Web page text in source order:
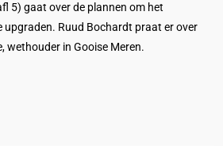
5) gaat over de plannen om het
upgraden. Ruud Bochardt praat er over
wethouder in Gooise Meren.